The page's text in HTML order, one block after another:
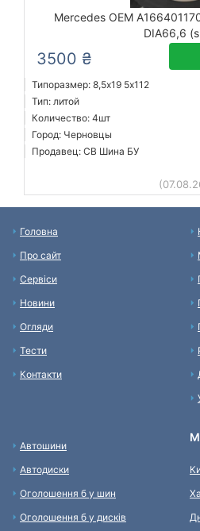
Mercedes OEM
DIA66,6
3500 ₴
Типоразмер: 8,5x19 5х112
Тип: литой
Количество: 4шт
Город: Черновцы
Продавец: СВ Шина БУ
Головна
Про сайт
Сервіси
Новини
Огляди
Тести
Контакти
Автошини
Автодиски
Оголошення б у шин
Оголошення б у дисків